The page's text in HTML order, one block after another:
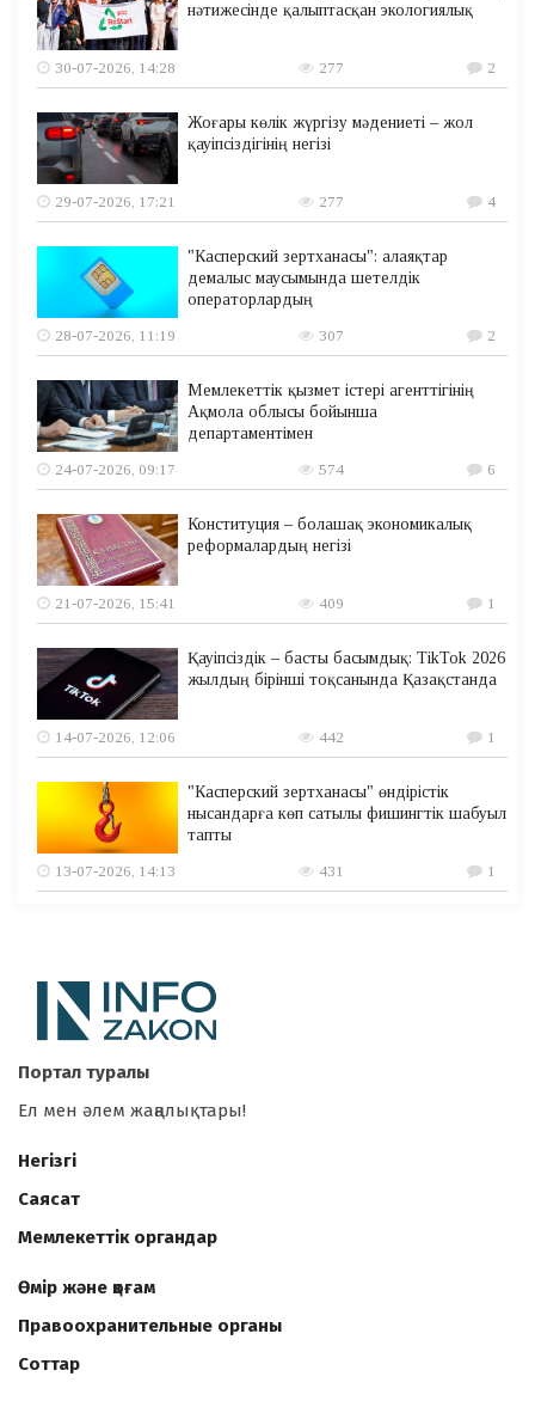
нәтижесінде қалыптасқан экологиялық
30-07-2026, 14:28 277 2
Жоғары көлік жүргізу мәдениеті – жол
қауіпсіздігінің негізі
29-07-2026, 17:21 277 4
"Касперский зертханасы": алаяқтар
демалыс маусымында шетелдік
операторлардың
28-07-2026, 11:19
307 2
Мемлекеттік қызмет істері агенттігінің
Ақмола облысы бойынша
департаментімен
24-07-2026, 09:17
574 6
Конституция – болашақ экономикалық
реформалардың негізі
21-07-2026, 15:41 409 1
Қауіпсіздік – басты басымдық: TikTok 2026
жылдың бірінші тоқсанында Қазақстанда
14-07-2026, 12:06 442 1
"Касперский зертханасы" өндірістік
нысандарға көп сатылы фишингтік шабуыл
тапты
13-07-2026, 14:13
431 1
Портал туралы
Ел мен әлем жаңалықтары!
Негізгі
Саясат
Мемлекеттік органдар
Өмір және қоғам
Правоохранительные органы
Соттар